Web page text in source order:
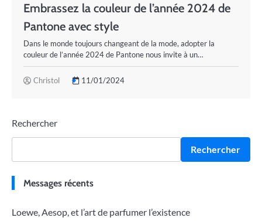
Embrassez la couleur de l’année 2024 de
Pantone avec style
Dans le monde toujours changeant de la mode, adopter la
couleur de l’année 2024 de Pantone nous invite à un…
Christol 11/01/2024
Rechercher
Rechercher
Messages récents
Loewe, Aesop, et l’art de parfumer l’existence